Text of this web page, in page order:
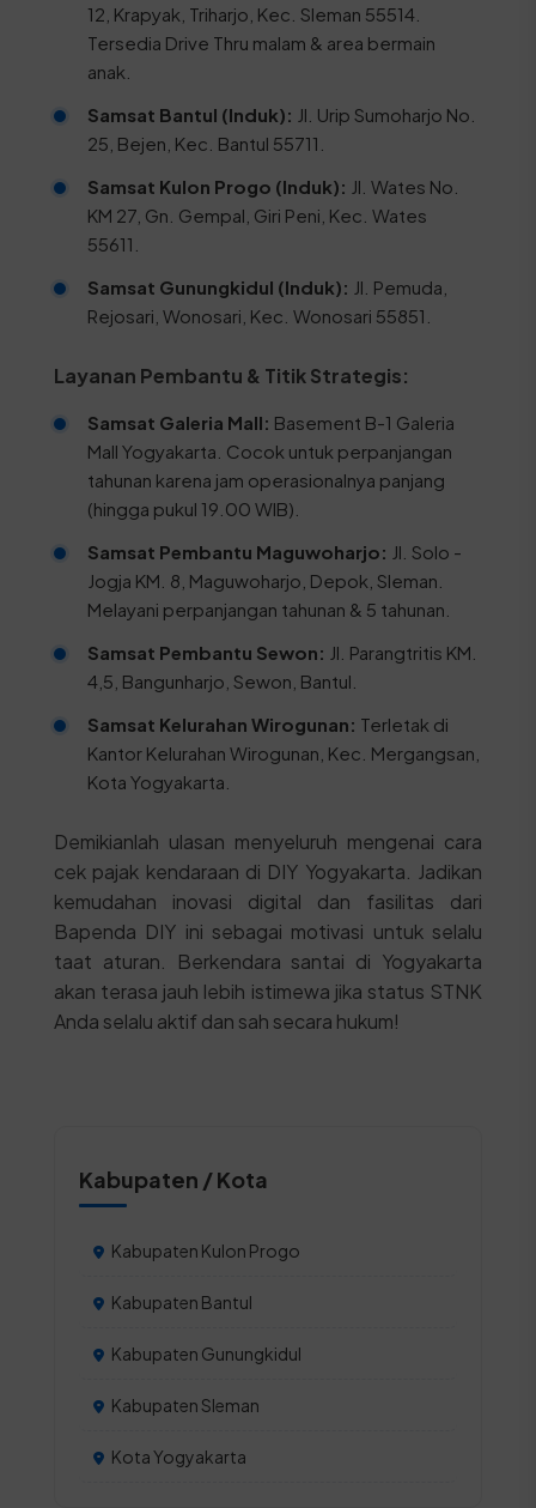
12, Krapyak, Triharjo, Kec. Sleman 55514.
Tersedia Drive Thru malam & area bermain
anak.
Samsat Bantul (Induk): Jl. Urip Sumoharjo No.
25, Bejen, Kec. Bantul 55711.
Samsat Kulon Progo (Induk): Jl. Wates No.
KM 27, Gn. Gempal, Giri Peni, Kec. Wates
55611.
Samsat Gunungkidul (Induk): Jl. Pemuda,
Rejosari, Wonosari, Kec. Wonosari 55851.
Layanan Pembantu & Titik Strategis:
Samsat Galeria Mall: Basement B-1 Galeria
Mall Yogyakarta. Cocok untuk perpanjangan
tahunan karena jam operasionalnya panjang
(hingga pukul 19.00 WIB).
Samsat Pembantu Maguwoharjo: Jl. Solo -
Jogja KM. 8, Maguwoharjo, Depok, Sleman.
Melayani perpanjangan tahunan & 5 tahunan.
Samsat Pembantu Sewon: Jl. Parangtritis KM.
4,5, Bangunharjo, Sewon, Bantul.
Samsat Kelurahan Wirogunan: Terletak di
Kantor Kelurahan Wirogunan, Kec. Mergangsan,
Kota Yogyakarta.
Demikianlah ulasan menyeluruh mengenai cara
cek pajak kendaraan di DIY Yogyakarta. Jadikan
kemudahan inovasi digital dan fasilitas dari
Bapenda DIY ini sebagai motivasi untuk selalu
taat aturan. Berkendara santai di Yogyakarta
akan terasa jauh lebih istimewa jika status STNK
Anda selalu aktif dan sah secara hukum!
Kabupaten / Kota
Kabupaten Kulon Progo
Kabupaten Bantul
Kabupaten Gunungkidul
Kabupaten Sleman
Kota Yogyakarta